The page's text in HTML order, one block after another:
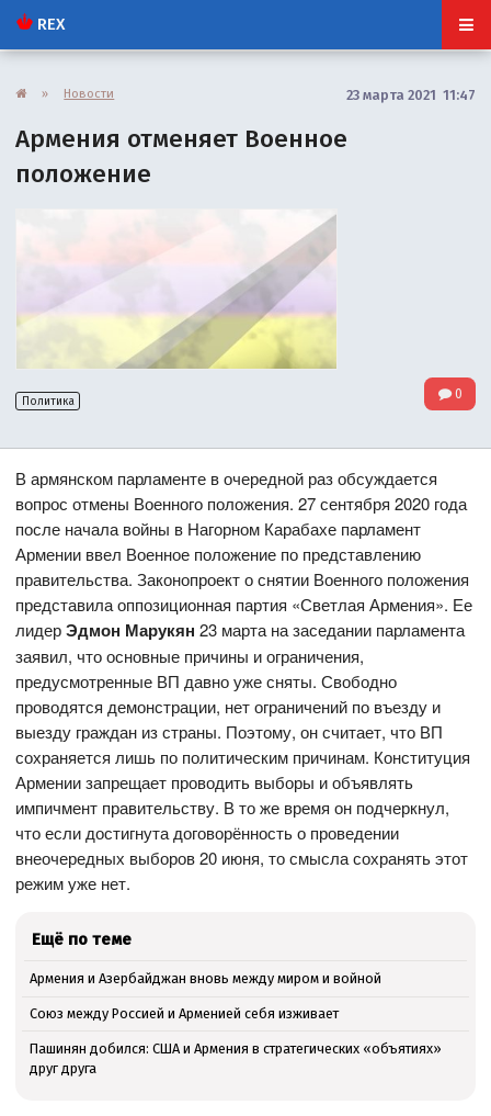
REX
» Новости 23 марта 2021 11:47
Армения отменяет Военное
положение
Политика 0
В армянском парламенте в очередной раз обсуждается
вопрос отмены Военного положения. 27 сентября 2020 года
после начала войны в Нагорном Карабахе парламент
Армении ввел Военное положение по представлению
правительства. Законопроект о снятии Военного положения
представила оппозиционная партия «Светлая Армения». Ее
лидерЭдмон Марукян 23 марта на заседании парламента
заявил, что основные причины и ограничения,
предусмотренные ВП давно уже сняты. Свободно
проводятся демонстрации, нет ограничений по въезду и
выезду граждан из страны. Поэтому, он считает, что ВП
сохраняется лишь по политическим причинам. Конституция
Армении запрещает проводить выборы и объявлять
импичмент правительству. В то же время он подчеркнул,
что если достигнута договорённость о проведении
внеочередных выборов 20 июня, то смысла сохранять этот
режим уже нет.
Ещё по теме
Армения и Азербайджан вновь между миром и войной
Союз между Россией и Арменией себя изживает
Пашинян добился: США и Армения в стратегических «объятиях»
друг друга